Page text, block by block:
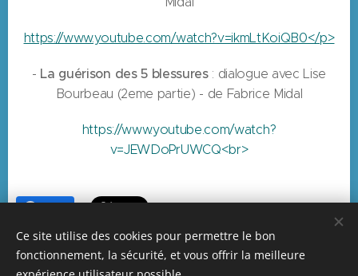
https://www.youtube.com/watch?v=ikmLtKoiQB0</p>
- La guérison des 5 blessures: dialogue avec Lise
Bourbeau (2eme partie) - de Fabrice Midal
https://www.youtube.com/watch?
v=JEWDoPrUWCQ<br>
Ce site utilise des cookies pour permettre le bon
fonctionnement, la sécurité, et vous offrir la meilleure